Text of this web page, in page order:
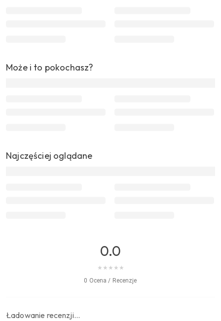
Może i to pokochasz?
Najczęściej oglądane
0.0
★ ★ ★ ★ ★
0 Ocena / Recenzje
Ładowanie recenzji…